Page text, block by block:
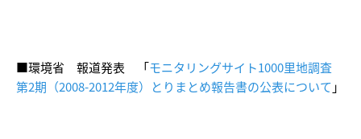
■環境省 報道発表 「モニタリングサイト1000里地調査
第2期（2008-2012年度）とりまとめ報告書の公表について 」